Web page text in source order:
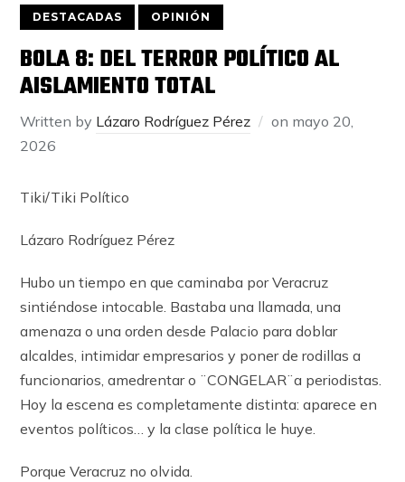
DESTACADAS OPINIÓN
BOLA 8: DEL TERROR POLÍTICO AL
AISLAMIENTO TOTAL
Written by Lázaro Rodríguez Pérez on mayo 20,
2026
Tiki/Tiki Político
Lázaro Rodríguez Pérez
Hubo un tiempo en que caminaba por Veracruz
sintiéndose intocable. Bastaba una llamada, una
amenaza o una orden desde Palacio para doblar
alcaldes, intimidar empresarios y poner de rodillas a
funcionarios, amedrentar o ¨CONGELAR¨a periodistas.
Hoy la escena es completamente distinta: aparece en
eventos políticos… y la clase política le huye.
Porque Veracruz no olvida.